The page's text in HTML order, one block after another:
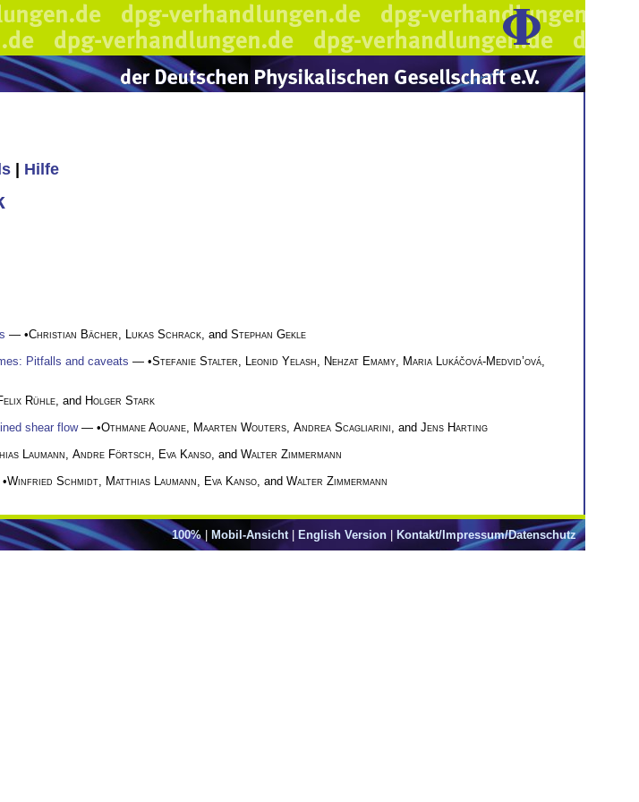
Hilfe
— •Christian Bächer Lukas Schrack , and Stephan Gekle
Pitfalls and caveats — •Stefanie Stalter Leonid Yelash Nehzat Emamy Maria Lukáčová-Medvid’ová
Rühle , and Holger Stark
shear flow— •Othmane Aouane Maarten Wouters Andrea Scagliarini , and Jens Harting
Laumann Andre Förtsch Eva Kanso , and Walter Zimmermann
Winfried Schmidt Matthias Laumann Eva Kanso , and Walter Zimmermann
100%| Mobil-Ansicht | English Version | Kontakt/Impressum/Datenschutz